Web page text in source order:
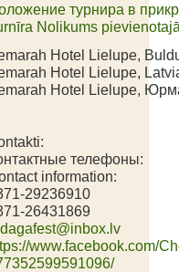
турнира в
Nolikums
Hotel Lielupe,
Hotel Lielupe,
Hotel Lielupe,
телефоны:
information:
29236910
26431869
www.facebook.com/